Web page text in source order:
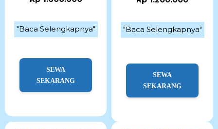
"Baca Selengkapnya"
SEWA
SEKARANG
"Baca Selengkapnya"
SEWA
SEKARANG